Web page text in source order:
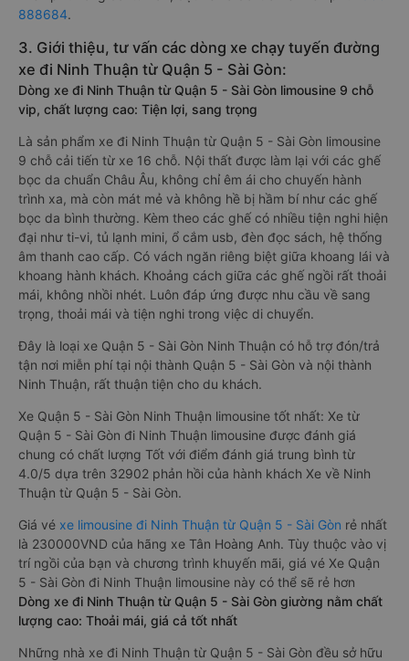
888684.
3. Giới thiệu, tư vấn các dòng xe chạy tuyến đường
xe đi Ninh Thuận từ Quận 5 - Sài Gòn:
Dòng xe đi Ninh Thuận từ Quận 5 - Sài Gòn limousine 9 chỗ
vip, chất lượng cao: Tiện lợi, sang trọng
Là sản phẩm xe đi Ninh Thuận từ Quận 5 - Sài Gòn limousine
9 chỗ cải tiến từ xe 16 chỗ. Nội thất được làm lại với các ghế
bọc da chuẩn Châu Âu, không chỉ êm ái cho chuyến hành
trình xa, mà còn mát mẻ và không hề bị hầm bí như các ghế
bọc da bình thường. Kèm theo các ghế có nhiều tiện nghi hiện
đại như ti-vi, tủ lạnh mini, ổ cắm usb, đèn đọc sách, hệ thống
âm thanh cao cấp. Có vách ngăn riêng biệt giữa khoang lái và
khoang hành khách. Khoảng cách giữa các ghế ngồi rất thoải
mái, không nhồi nhét. Luôn đáp ứng được nhu cầu về sang
trọng, thoải mái và tiện nghi trong việc di chuyển.
Đây là loại xe Quận 5 - Sài Gòn Ninh Thuận có hỗ trợ đón/trả
tận nơi miễn phí tại nội thành Quận 5 - Sài Gòn và nội thành
Ninh Thuận, rất thuận tiện cho du khách.
Xe Quận 5 - Sài Gòn Ninh Thuận limousine tốt nhất: Xe từ
Quận 5 - Sài Gòn đi Ninh Thuận limousine được đánh giá
chung có chất lượng Tốt với điểm đánh giá trung bình từ
4.0/5 dựa trên 32902 phản hồi của hành khách Xe về Ninh
Thuận từ Quận 5 - Sài Gòn.
Giá vé xe limousine đi Ninh Thuận từ Quận 5 - Sài Gòn rẻ nhất
là 230000VND của hãng xe Tân Hoàng Anh. Tùy thuộc vào vị
trí ngồi của bạn và chương trình khuyến mãi, giá vé Xe Quận
5 - Sài Gòn đi Ninh Thuận limousine này có thể sẽ rẻ hơn
Dòng xe đi Ninh Thuận từ Quận 5 - Sài Gòn giường nằm chất
lượng cao: Thoải mái, giá cả tốt nhất
Những nhà xe đi Ninh Thuận từ Quận 5 - Sài Gòn đều sở hữu